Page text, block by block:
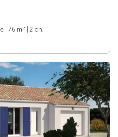
: 76 m2
| 2 ch.